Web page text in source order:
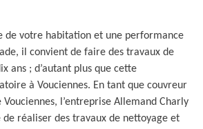
de votre habitation et une performance
il convient de faire des travaux de
ans ; d’autant plus que cette
à Vouciennes. En tant que couvreur
l’entreprise Allemand Charly
réaliser des travaux de nettoyage et